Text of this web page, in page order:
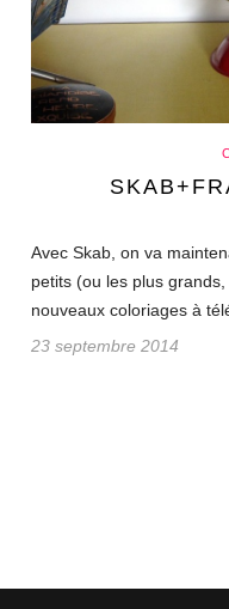
Avec Skab, on va
petits (ou les plus
nouveaux coloriages à
23 septembre 2014